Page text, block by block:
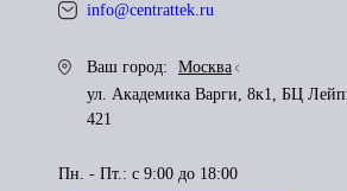
info@centrattek.ru
Ваш город:
Москва
ул. Академика Варги, 8к1, БЦ
421
Пн. - Пт.: с 9:00 до 18:00